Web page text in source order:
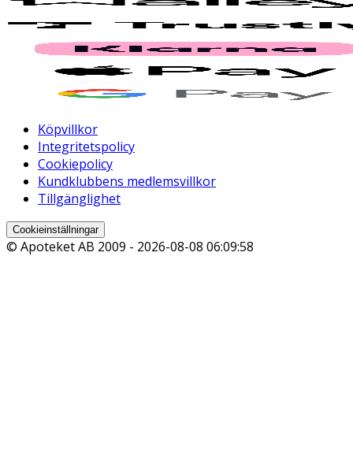
Köpvillkor
Integritetspolicy
Cookiepolicy
Kundklubbens medlemsvillkor
Tillgänglighet
Cookieinställningar
© Apoteket AB 2009 - 2026-08-08 06:09:58